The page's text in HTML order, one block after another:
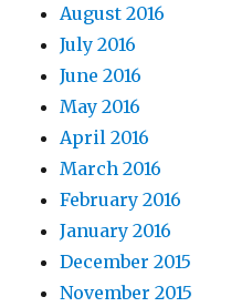
August 2016
July 2016
June 2016
May 2016
April 2016
March 2016
February 2016
January 2016
December 2015
November 2015